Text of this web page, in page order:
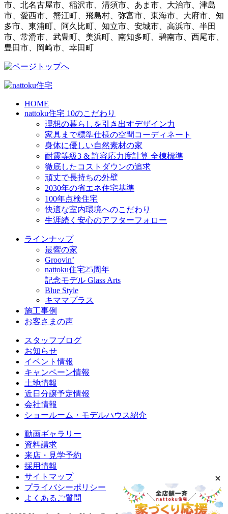
市、北名古屋市、稲沢市、清須市、あま市、大治市、津島
市、愛西市、蟹江町、飛島村、弥富市、東海市、大府市、知
多市、東浦町、阿久比町、知立市、安城市、高浜市、半田
市、常滑市、武豊町、美浜町、南知多町、碧南市、西尾市、
豊田市、岡崎市、幸田町
HOME
nattoku住宅 10のこだわり
理想の暮らしを引き出すデザイン力
家具まで標準仕様の空間コーディネート
身体に優しい自然素材の家
耐震等級3 & 許容応力度計算 全棟標準
徹底したコストダウンの追求
頑丈で長持ちの外壁
2030年の省エネ住宅基準
100年点検住宅
快適な室内環境へのこだわり
生涯続く安心のアフターフォロー
ラインナップ
最響の家
Groovin’
nattoku住宅25周年
記念モデル Glass Arts
Blue Style
キママプラス
施工事例
お客さまの声
スタッフブログ
お知らせ
イベント情報
キャンペーン情報
土地情報
近日分譲予定情報
会社情報
ショールーム・モデルハウス紹介
動画ギャラリー
資料請求
来店・見学予約
採用情報
サイトマップ
プライバシーポリシー
よくあるご質問